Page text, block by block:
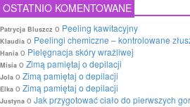
OSTATNIO KOMENTOWANE
Patrycja Bluszcz o Peeling kawitacyjny
Klaudia o Peelingi chemiczne – kontrolowane
Hania o Pielęgnacja skóry wrażliwej
Misia o Zimą pamiętaj o depilacji
Jola o Zimą pamiętaj o depilacji
Elka o Zimą pamiętaj o depilacji
Justyna o Jak przygotować ciało do pierwszych